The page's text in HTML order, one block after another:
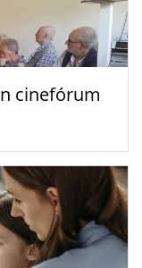
cinefórum